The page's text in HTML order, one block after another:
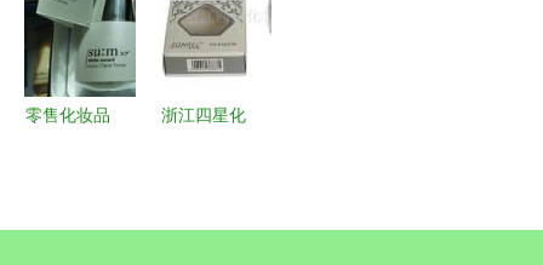
销？
零售化妆品
浙江四星化